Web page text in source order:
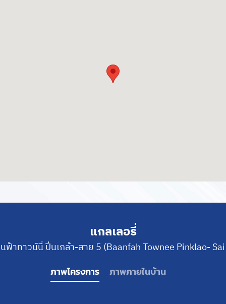
แกลเลอรี่
ฟ้าทาวน์นี่ ปิ่นเกล้า-สาย 5 (Baanfah Townee Pinklao-
ภาพโครงการ ภาพภายในบ้าน